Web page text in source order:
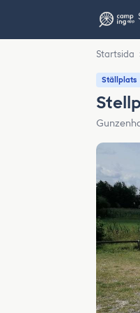
Startsida
Ställplats